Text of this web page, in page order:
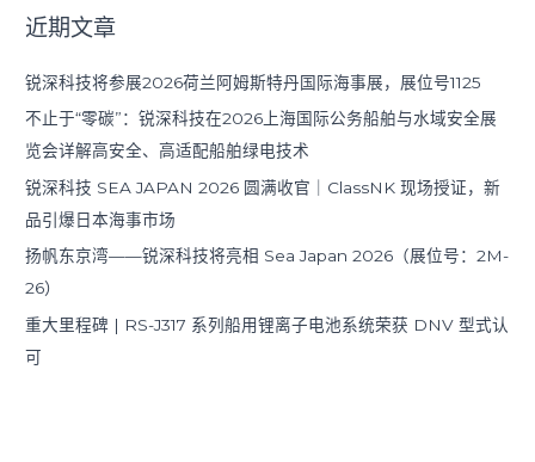
近期文章
锐深科技将参展2026荷兰阿姆斯特丹国际海事展，展位号1125
不止于“零碳”：锐深科技在2026上海国际公务船舶与水域安全展
览会详解高安全、高适配船舶绿电技术
锐深科技 SEA JAPAN 2026 圆满收官｜ClassNK 现场授证，新
品引爆日本海事市场
扬帆东京湾——锐深科技将亮相 Sea Japan 2026（展位号：2M-
26）
重大里程碑 | RS-J317 系列船用锂离子电池系统荣获 DNV 型式认
可